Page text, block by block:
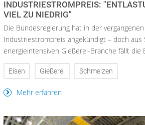
INDUSTRIESTROMPREIS:
VIEL ZU NIEDRIG"
Die Bundesregierung hat in der
Industriestrompreis angekündigt – doch aus
energieintensiven Gießerei-Branche fällt die
Eisen Gießerei Schmelzen
Mehr erfahren